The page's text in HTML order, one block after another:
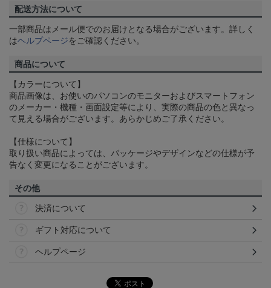
配送方法について
一部商品はメール便でのお届けとなる場合がございます。詳しく
はヘルプページをご確認ください。
商品について
【カラーについて】
商品画像は、お使いのパソコンのモニターおよびスマートフォン
のメーカー・機種・画面設定等により、実際の商品の色と異なっ
て見える場合がございます。あらかじめご了承ください。
【仕様について】
取り扱い商品によっては、パッケージやデザインなどの仕様が予
告なく変更になることがございます。
その他
決済について
ギフト対応について
ヘルプページ